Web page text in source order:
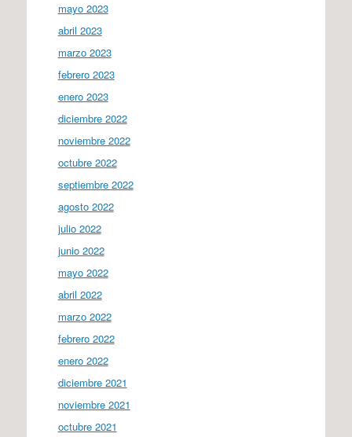
mayo 2023
abril 2023
marzo 2023
febrero 2023
enero 2023
diciembre 2022
noviembre 2022
octubre 2022
septiembre 2022
agosto 2022
julio 2022
junio 2022
mayo 2022
abril 2022
marzo 2022
febrero 2022
enero 2022
diciembre 2021
noviembre 2021
octubre 2021